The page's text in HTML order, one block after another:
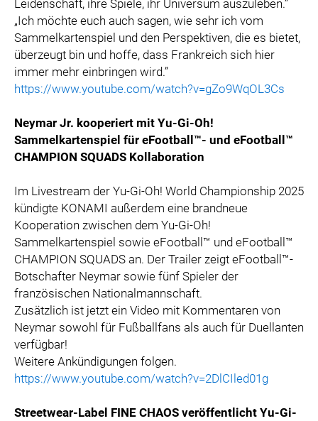
Leidenschaft, ihre Spiele, ihr Universum auszuleben.”
„Ich möchte euch auch sagen, wie sehr ich vom
Sammelkartenspiel und den Perspektiven, die es bietet,
überzeugt bin und hoffe, dass Frankreich sich hier
immer mehr einbringen wird.”
https://www.youtube.com/watch?v=gZo9WqOL3Cs
Neymar Jr. kooperiert mit Yu-Gi-Oh!
Sammelkartenspiel für eFootball™- und eFootball™
CHAMPION SQUADS Kollaboration
Im Livestream der Yu-Gi-Oh! World Championship 2025
kündigte KONAMI außerdem eine brandneue
Kooperation zwischen dem Yu-Gi-Oh!
Sammelkartenspiel sowie eFootball™ und eFootball™
CHAMPION SQUADS an. Der Trailer zeigt eFootball™-
Botschafter Neymar sowie fünf Spieler der
französischen Nationalmannschaft.
Zusätzlich ist jetzt ein Video mit Kommentaren von
Neymar sowohl für Fußballfans als auch für Duellanten
verfügbar!
Weitere Ankündigungen folgen.
https://www.youtube.com/watch?v=2DlCIled01g
Streetwear-Label FINE CHAOS veröffentlicht Yu-Gi-